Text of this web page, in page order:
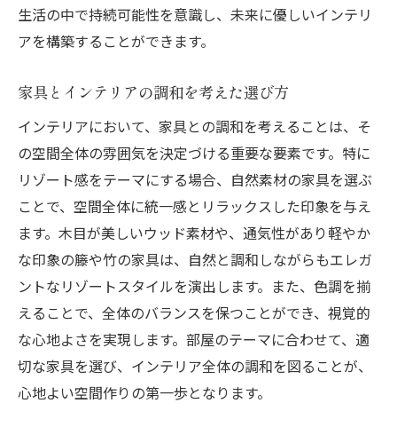
生活の中で持続可能性を意識し、未来に優しいインテリ
アを構築することができます。
家具とインテリアの調和を考えた選び方
インテリアにおいて、家具との調和を考えることは、そ
の空間全体の雰囲気を決定づける重要な要素です。特に
リゾート感をテーマにする場合、自然素材の家具を選ぶ
ことで、空間全体に統一感とリラックスした印象を与え
ます。木目が美しいウッド素材や、通気性があり軽やか
な印象の籐や竹の家具は、自然と調和しながらもエレガ
ントなリゾートスタイルを演出します。また、色調を揃
えることで、全体のバランスを保つことができ、視覚的
な心地よさを実現します。部屋のテーマに合わせて、適
切な家具を選び、インテリア全体の調和を図ることが、
心地よい空間作りの第一歩となります。